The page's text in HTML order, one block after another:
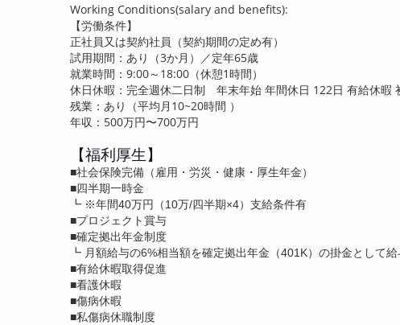
Working Conditions(salary and benefits):
【労働条件】
正社員又は契約社員（契約期間の定め有）
試用期間：あり（3か月）／定年65歳
就業時間： 9:00～ 18:00 （休憩1時間）
休日休暇：完全週休二日制 年末年始 年間休日 122日 有給休暇
残業：あり（平均月 10~20時間 ）
年収： 500万円〜700万円
【福利厚生】
■社会保険完備（雇用・労災・健康・厚生年金）
■四半期一時金
┗ ※年間40万円（10万/四半期×4）支給条件有
■プロジェクト賞与
■確定拠出年金制度
┗ 月額給与の6%相当額を確定拠出年金（401K）の掛金として
■有給休暇取得促進
■看護休暇
■傷病休暇
■私傷病休職制度